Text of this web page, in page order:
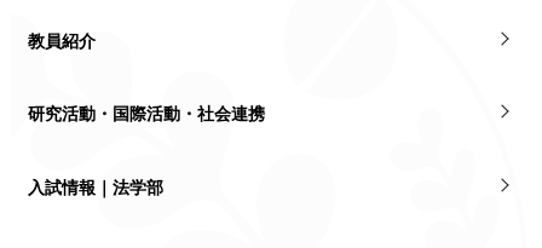
教員紹介
研究活動・国際活動・社会連携
入試情報｜法学部